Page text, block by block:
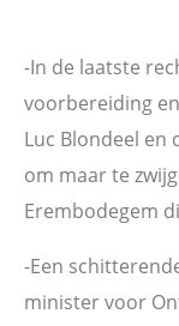
-In de laatste
voorbereiding
Luc Blondeel en
om maar te
Erembodegem
-Een
minister voor